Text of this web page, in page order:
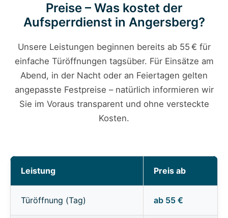
Preise – Was kostet der
Aufsperrdienst in Angersberg?
Unsere Leistungen beginnen bereits ab 55 € für
einfache Türöffnungen tagsüber. Für Einsätze am
Abend, in der Nacht oder an Feiertagen gelten
angepasste Festpreise – natürlich informieren wir
Sie im Voraus transparent und ohne versteckte
Kosten.
Leistung Preis ab
Türöffnung (Tag) ab 55 €